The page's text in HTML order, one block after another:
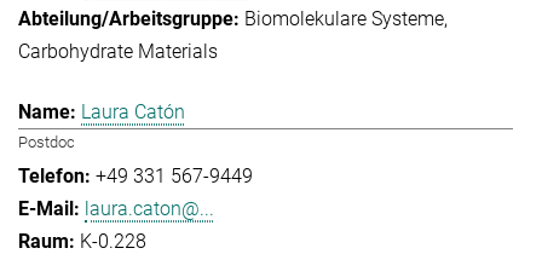
Biomolekulare Systeme
Carbohydrate Materials
Laura Catón
Postdoc
+49 331 567-9449
laura.caton@...
K-0.228